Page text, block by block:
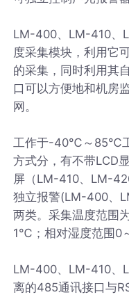
LM-400、LM-410、
度采集模块，利用它
的采集，同时利用其
口可以方便地和机房
网。
工作于-40℃～85℃工
方式分，有不带LCD
屏（LM-410、LM-
独立报警(LM-400、
两类。采集温度范
1℃；相对湿度范围0
LM-400、LM-410、
离的485通讯接口与